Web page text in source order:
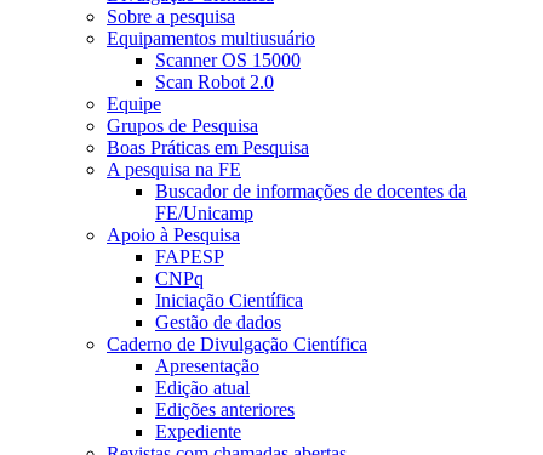
Sobre a pesquisa
Equipamentos multiusuário
Scanner OS 15000
Scan Robot 2.0
Equipe
Grupos de Pesquisa
Boas Práticas em Pesquisa
A pesquisa na FE
Buscador de informações de docentes da
FE/Unicamp
Apoio à Pesquisa
FAPESP
CNPq
Iniciação Científica
Gestão de dados
Caderno de Divulgação Científica
Apresentação
Edição atual
Edições anteriores
Expediente